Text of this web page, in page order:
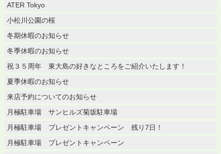
ATER Tokyo
小松川公園の桜
冬期休暇のお知らせ
冬季休暇のお知らせ
祝３５周年 東大島の好きなところをご紹介いたします！
夏季休暇のお知らせ
来店予約についてのお知らせ
月極駐車場 サンヒルズ菊坂駐車場
月極駐車場 プレゼントキャンペーン 残り7日！
月極駐車場 プレゼントキャンペーン